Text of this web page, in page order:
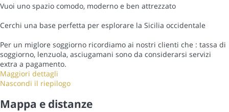
Vuoi uno spazio comodo, moderno e ben attrezzato
Cerchi una base perfetta per esplorare la Sicilia occidentale
Per un miglore soggiorno ricordiamo ai nostri clienti che : tassa di
soggiorno, lenzuola, asciugamani sono da considerarsi servizi
extra a pagamento.
Maggiori dettagli
Nascondi il riepilogo
Mappa e distanze